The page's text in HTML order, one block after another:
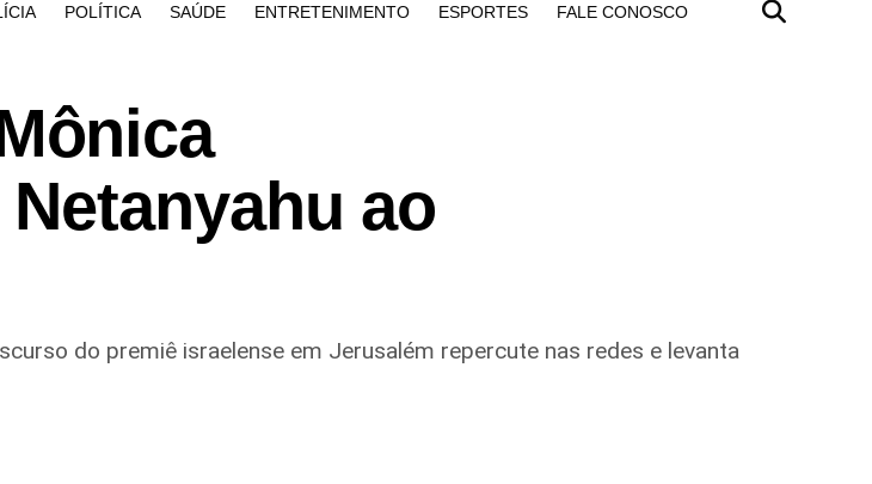
POLÍTICA SAÚDE ENTRETENIMENTO ESPORTES FALE CONOSCO
ao
do premiê israelense em Jerusalém repercute nas redes e levanta